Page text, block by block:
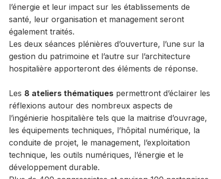
l’énergie et leur impact sur les établissements de
santé, leur organisation et management seront
également traités.
Les deux séances plénières d’ouverture, l’une sur la
gestion du patrimoine et l’autre sur l’architecture
hospitalière apporteront des éléments de réponse.
Les 8 ateliers thématiquespermettront d’éclairer les
réflexions autour des nombreux aspects de
l’ingénierie hospitalière tels que la maitrise d’ouvrage,
les équipements techniques, l’hôpital numérique, la
conduite de projet, le management, l’exploitation
technique, les outils numériques, l’énergie et le
développement durable.